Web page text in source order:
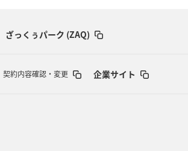
ざっくぅパーク (ZAQ)
契約内容確認・変更 企業サイト